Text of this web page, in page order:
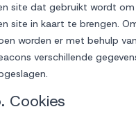
site dat gebruikt wordt om
site in kaart te brengen.
worden er met behulp
verschillende
Cookies